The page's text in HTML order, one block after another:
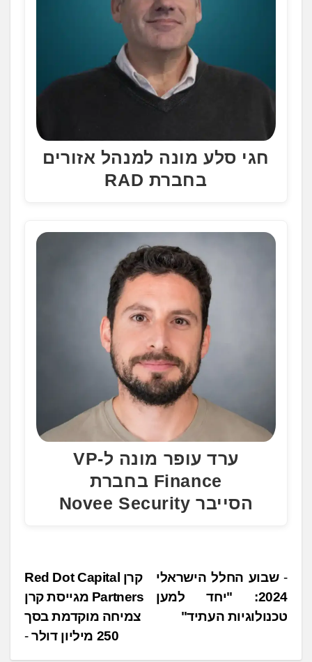
חגי סלע מונה למנהל אזורים
בחברת RAD
ערד עופר מונה ל-VP
Finance בחברת
הסייבר Novee Security
נ
י
ו
קרן Red Dot Capital
Partners מגייסת קרן
צמיחה מוקדמת בסך
250 מיליון דולר
שבוע החלל הישראלי
2024: "יחד למען
טכנולוגיות העתיד"